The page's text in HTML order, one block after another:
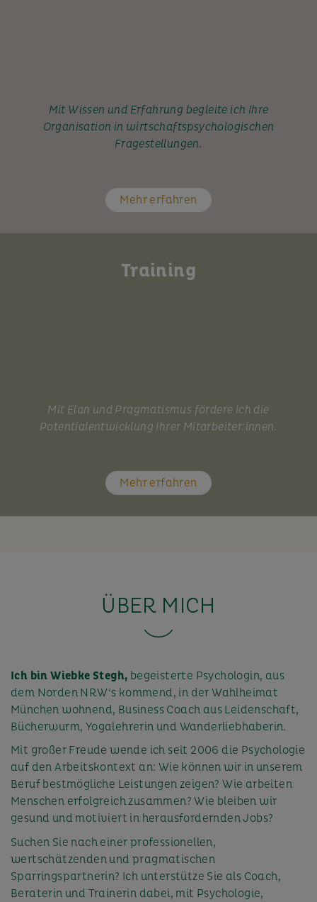
Mit Wissen und Erfahrung begleite ich Ihre
Organisation in wirtschaftspsychologischen
Fragestellungen.
Mehr erfahren
Training
Mit Elan und Pragmatismus fördere ich die
Potentialentwicklung Ihrer Mitarbeiter:innen.
Mehr erfahren
ÜBER MICH
Ich bin Wiebke Stegh, begeisterte Psychologin, aus
dem Norden NRW‘s kommend, in der Wahlheimat
München wohnend, Business Coach aus Leidenschaft,
Bücherwurm, Yogalehrerin und Wanderliebhaberin.
Mit großer Freude wende ich seit 2006 die Psychologie
auf den Arbeitskontext an: Wie können wir in unserem
Beruf bestmögliche Leistungen zeigen? Wie arbeiten
Menschen erfolgreich zusammen? Wie bleiben wir
gesund und motiviert in herausfordernden Jobs?
Suchen Sie nach einer professionellen,
wertschätzenden und pragmatischen
Sparringspartnerin? Ich unterstütze Sie als Coach,
Beraterin und Trainerin dabei, mit Psychologie,